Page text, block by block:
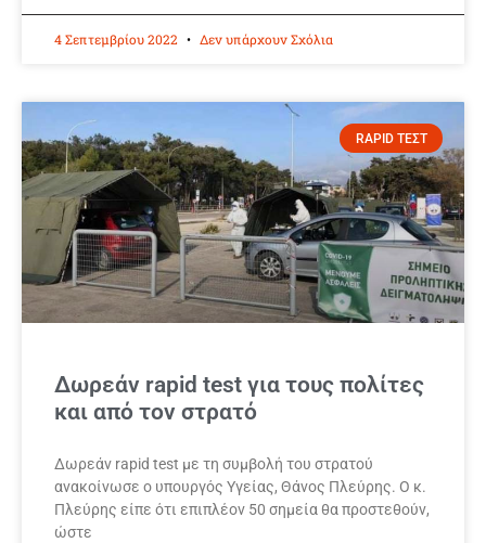
4 Σεπτεμβρίου 2022 Δεν υπάρχουν Σχόλια
RAPID ΤΕΣΤ
Δωρεάν rapid test για τους πολίτες
και από τον στρατό
Δωρεάν rapid test με τη συμβολή του στρατού
ανακοίνωσε ο υπουργός Υγείας, Θάνος Πλεύρης. Ο κ.
Πλεύρης είπε ότι επιπλέον 50 σημεία θα προστεθούν,
ώστε